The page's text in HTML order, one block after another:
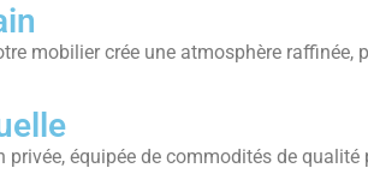
mobilier crée une atmosphère
privée, équipée de commodités de qualité